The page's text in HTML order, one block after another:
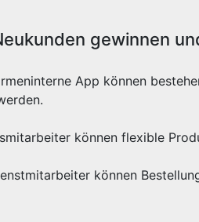
gewinnen
App können
können flexible
können